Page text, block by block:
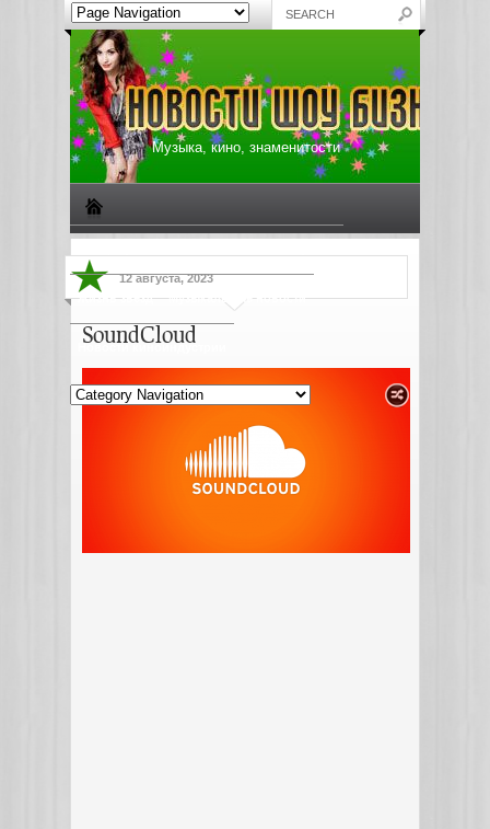
Музыка, кино, знаменитости
Жизнь звезд Музыкальные новости
Новости киноиндустрии
12 августа, 2023
SoundCloud